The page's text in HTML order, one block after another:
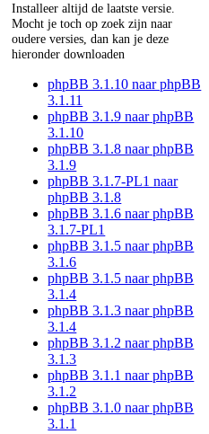
Installeer altijd de laatste versie.
Mocht je toch op zoek zijn naar
oudere versies, dan kan je deze
hieronder downloaden
phpBB 3.1.10 naar phpBB
3.1.11
phpBB 3.1.9 naar phpBB
3.1.10
phpBB 3.1.8 naar phpBB
3.1.9
phpBB 3.1.7-PL1 naar
phpBB 3.1.8
phpBB 3.1.6 naar phpBB
3.1.7-PL1
phpBB 3.1.5 naar phpBB
3.1.6
phpBB 3.1.5 naar phpBB
3.1.4
phpBB 3.1.3 naar phpBB
3.1.4
phpBB 3.1.2 naar phpBB
3.1.3
phpBB 3.1.1 naar phpBB
3.1.2
phpBB 3.1.0 naar phpBB
3.1.1